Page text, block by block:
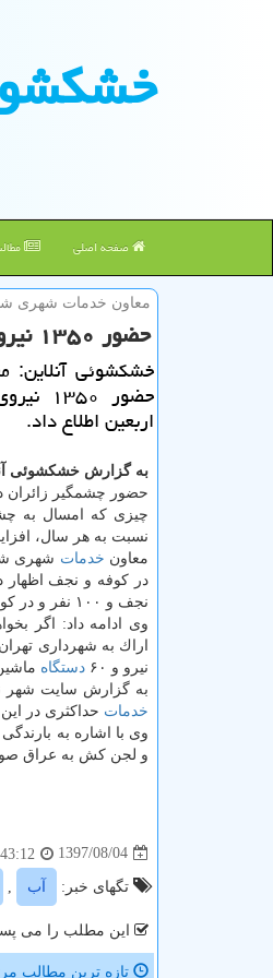
صفحه اصلی
معاون خدمات شهری
حضور ۱۳۵۰ نیروی خدماتی شهرداری تهران در مراسم اربعین
خشكشوئی آنلاین:
حضور
اربعین اطلاع داد.
به گزارش خشكشوئی
حضور چشمگیر زائران
چیزی كه امسال به
نسبت به هر سال،
معاون خدمات شهری
نجف و ۱۰۰ نفر و در كوفه و ۶۰۰ نفر در كربلا مستقر هستند.
وی ادامه داد: اگر
نیرو و ۶۰
دستگاه
به گزارش سایت شهر
خدمات حداكثری در
وی با اشاره به
و لجن كش به عراق
1397/08/04
تگهای خبر: آب
این مطلب را می
تازه ترین مطالب